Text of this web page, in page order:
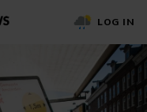
LOG IN